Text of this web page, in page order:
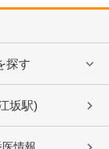
探す
坂駅)